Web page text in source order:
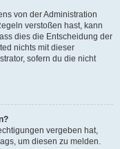
von der Administration
verstoßen hast, kann
dies die Entscheidung der
nichts mit dieser
sofern du die nicht
vergeben hat,
um diesen zu melden.